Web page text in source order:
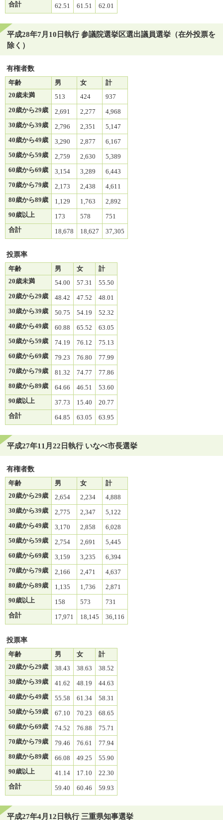
合計
62.51 61.51 62.01
平成28年7月10日執行 参議院選挙区選出議員選挙（在外投票を
除く）
有権者数
年齢
男 女
計
20歳未満
513 424
937
20歳から29歳
2,691 2,277
4,968
30歳から39歳
2,796 2,351
5,147
40歳から49歳
3,290 2,877
6,167
50歳から59歳
2,759 2,630
5,389
60歳から69歳
3,154 3,289
6,443
70歳から79歳
2,173 2,438
4,611
80歳から89歳
1,129 1,763
2,892
90歳以上
173 578
751
合計
18,678 18,627 37,305
投票率
年齢
男 女
計
20歳未満
54.00 57.31
55.50
20歳から29歳
48.42 47.52
48.01
30歳から39歳
50.75 54.19
52.32
40歳から49歳
60.88 65.52
63.05
50歳から59歳
74.19 76.12
75.13
60歳から69歳
79.23 76.80
77.99
70歳から79歳
81.32 74.77
77.86
80歳から89歳
64.66 46.51
53.60
90歳以上
37.73 15.40
20.77
合計
64.85 63.05 63.95
平成27年11月22日執行 いなべ市長選挙
有権者数
年齢
男 女
計
20歳から29歳
2,654 2,234
4,888
30歳から39歳
2,775 2,347
5,122
40歳から49歳
3,170 2,858
6,028
50歳から59歳
2,754 2,691
5,445
60歳から69歳
3,159 3,235
6,394
70歳から79歳
2,166 2,471
4,637
80歳から89歳
1,135 1,736
2,871
90歳以上
158 573
731
合計
17,971 18,145 36,116
投票率
年齢
男 女
計
20歳から29歳
38.43 38.63
38.52
30歳から39歳
41.62 48.19
44.63
40歳から49歳
55.58 61.34
58.31
50歳から59歳
67.10 70.23
68.65
60歳から69歳
74.52 76.88
75.71
70歳から79歳
79.46 76.61
77.94
80歳から89歳
66.08 49.25
55.90
90歳以上
41.14 17.10
22.30
合計
59.40 60.46 59.93
平成27年4月12日執行 三重県知事選挙